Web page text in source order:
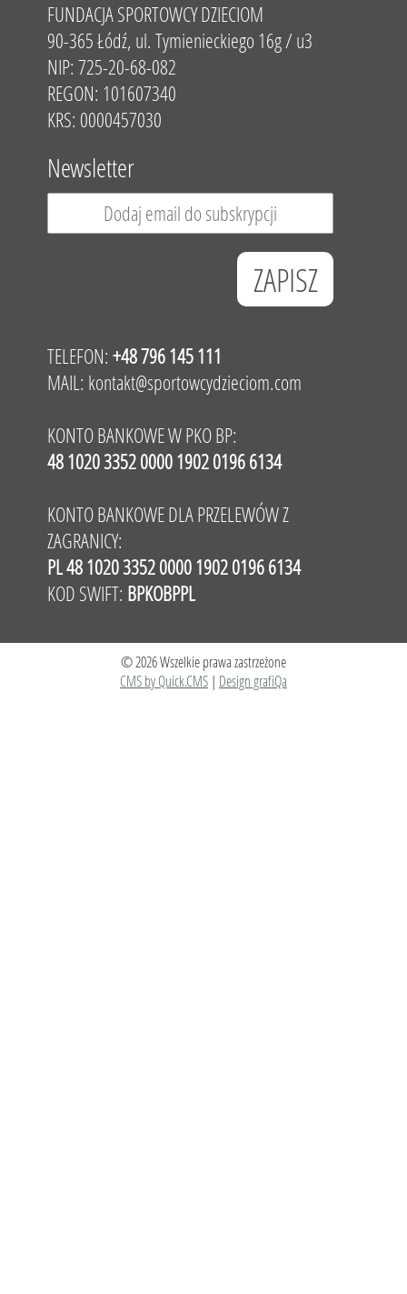
FUNDACJA SPORTOWCY DZIECIOM
90-365 Łódź, ul. Tymienieckiego 16g / u3
NIP: 725-20-68-082
REGON: 101607340
KRS: 0000457030
Newsletter
TELEFON: +48 796 145 111
MAIL: kontakt@sportowcydzieciom.com
KONTO BANKOWE W PKO BP:
48 1020 3352 0000 1902 0196 6134
KONTO BANKOWE DLA PRZELEWÓW Z
ZAGRANICY:
PL 48 1020 3352 0000 1902 0196 6134
KOD SWIFT: BPKOBPPL
© 2026 Wszelkie prawa zastrzeżone
CMS by Quick.CMS | Design grafiQa